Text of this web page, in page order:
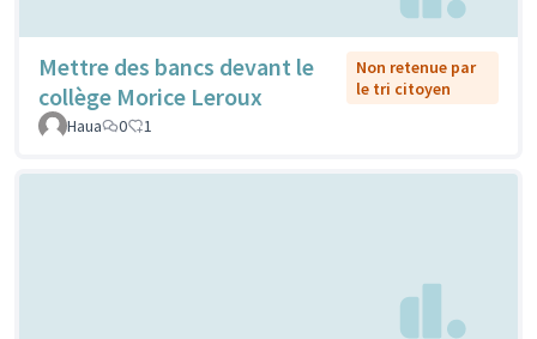
Mettre des bancs devant le
collège Morice Leroux
Non retenue par
le tri citoyen
Haua
0 1